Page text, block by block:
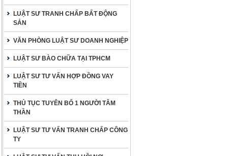
LUẬT SƯ TRANH CHẤP BẤT ĐỘNG
SẢN
VĂN PHÒNG LUẬT SƯ DOANH NGHIỆP
LUẬT SƯ BÀO CHỮA TẠI TPHCM
LUẬT SƯ TƯ VẤN HỢP ĐỒNG VAY
TIỀN
THỦ TỤC TUYÊN BỐ 1 NGƯỜI TÂM
THẦN
LUẬT SƯ TƯ VẤN TRANH CHẤP CÔNG
TY